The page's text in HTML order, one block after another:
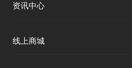
精准农业
数字施工
智慧交通
投资者关系
申请成为伙伴
资讯中心
线上商城